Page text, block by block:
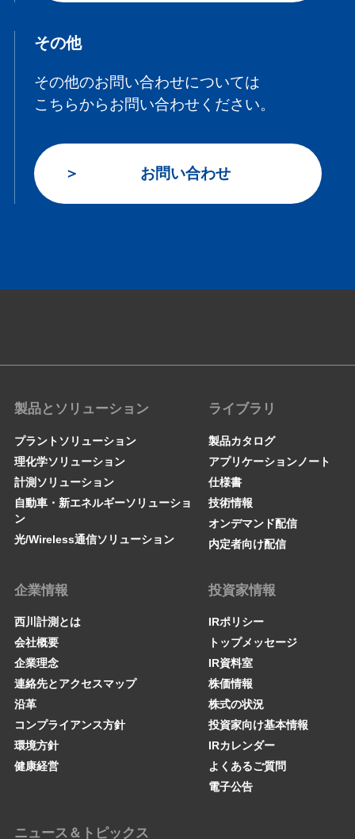
その他
その他のお問い合わせについては
こちらからお問い合わせください。
お問い合わせ
製品とソリューション
プラントソリューション
理化学ソリューション
計測ソリューション
自動車・新エネルギーソリューショ
ン
光/Wireless通信ソリューション
ライブラリ
製品カタログ
アプリケーションノート
仕様書
技術情報
オンデマンド配信
内定者向け配信
企業情報
西川計測とは
会社概要
企業理念
連絡先とアクセスマップ
沿革
コンプライアンス方針
環境方針
健康経営
投資家情報
IRポリシー
トップメッセージ
IR資料室
株価情報
株式の状況
投資家向け基本情報
IRカレンダー
よくあるご質問
電子公告
ニュース＆トピックス